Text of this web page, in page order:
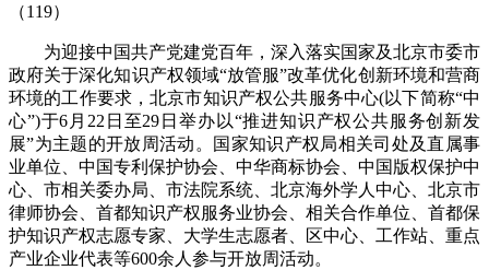
（119）
为迎接中国共产党建党百年，深入落实国家及北京市委市
政府关于深化知识产权领域“放管服”改革优化创新环境和营商
环境的工作要求，北京市知识产权公共服务中心(以下简称“中
心”)于6月22日至29日举办以“推进知识产权公共服务创新发
展”为主题的开放周活动。国家知识产权局相关司处及直属事
业单位、中国专利保护协会、中华商标协会、中国版权保护中
心、市相关委办局、市法院系统、北京海外学人中心、北京市
律师协会、首都知识产权服务业协会、相关合作单位、首都保
护知识产权志愿专家、大学生志愿者、区中心、工作站、重点
产业企业代表等600余人参与开放周活动。